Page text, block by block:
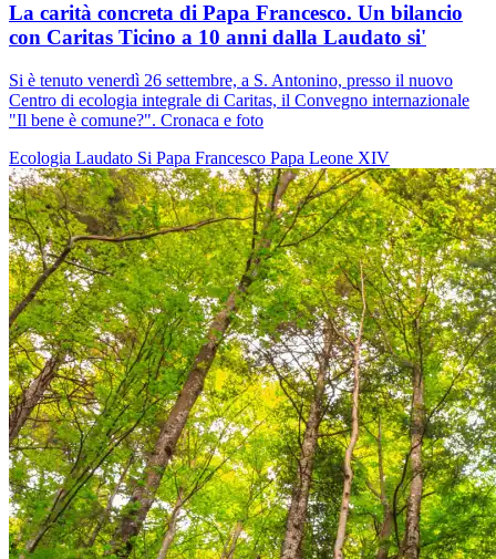
La carità concreta di Papa Francesco. Un bilancio
con Caritas Ticino a 10 anni dalla Laudato si'
Si è tenuto venerdì 26 settembre, a S. Antonino, presso il nuovo
Centro di ecologia integrale di Caritas, il Convegno internazionale
"Il bene è comune?". Cronaca e foto
Ecologia Laudato Si Papa Francesco Papa Leone XIV